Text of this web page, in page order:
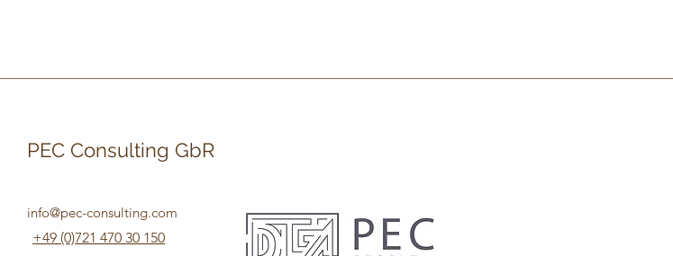
PEC Consulting GbR
info@pec-consulting.com
+49 (0)721 470 30 150